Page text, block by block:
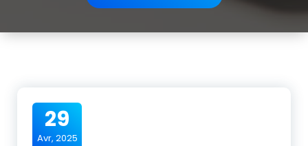
29
Avr, 2025